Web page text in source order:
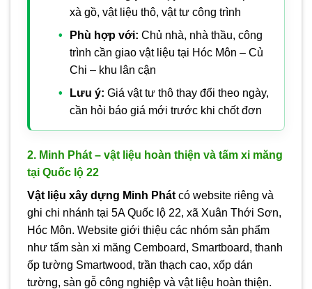
xà gồ, vật liệu thô, vật tư công trình
Phù hợp với: Chủ nhà, nhà thầu, công
trình cần giao vật liệu tại Hóc Môn – Củ
Chi – khu lân cận
Lưu ý: Giá vật tư thô thay đổi theo ngày,
cần hỏi báo giá mới trước khi chốt đơn
2. Minh Phát – vật liệu hoàn thiện và tấm xi măng
tại Quốc lộ 22
Vật liệu xây dựng Minh Phát có website riêng và
ghi chi nhánh tại 5A Quốc lộ 22, xã Xuân Thới Sơn,
Hóc Môn. Website giới thiệu các nhóm sản phẩm
như tấm sàn xi măng Cemboard, Smartboard, thanh
ốp tường Smartwood, trần thạch cao, xốp dán
tường, sàn gỗ công nghiệp và vật liệu hoàn thiện.